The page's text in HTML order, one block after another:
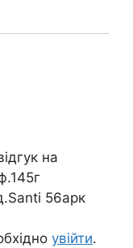
на
56арк
увійти.